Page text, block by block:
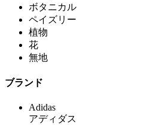
ボタニカル
ペイズリー
植物
花
無地
ブランド
Adidas
アディダス